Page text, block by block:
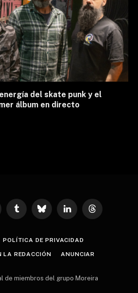
del skate punk y el
álbum en directo
Tumblr Bluesky LinkedInThreads
POLÍTICA DE PRIVACIDAD
LA REDACCIÓN ANUNCIAR
de miembros del grupo Moreira